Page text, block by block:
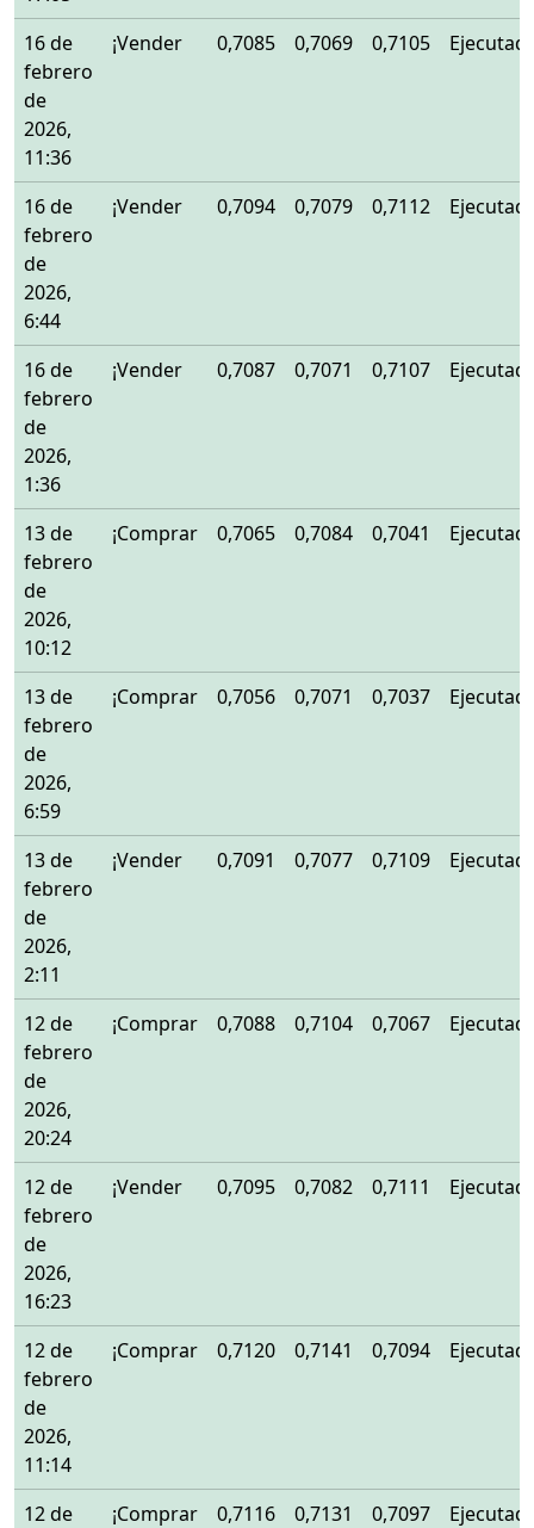
16 de
febrero
de
2026,
11:36
¡Vender 0,7085 0,7069 0,7105
16 de
febrero
de
2026,
6:44
¡Vender 0,7094 0,7079 0,7112
16 de
febrero
de
2026,
1:36
¡Vender 0,7087 0,7071 0,7107
13 de
febrero
de
2026,
10:12
¡Comprar 0,7065 0,7084 0,7041
13 de
febrero
de
2026,
6:59
¡Comprar 0,7056 0,7071 0,7037
13 de
febrero
de
2026,
2:11
¡Vender 0,7091 0,7077 0,7109
12 de
febrero
de
2026,
20:24
¡Comprar 0,7088 0,7104 0,7067
12 de
febrero
de
2026,
16:23
¡Vender 0,7095 0,7082 0,7111
12 de
febrero
de
2026,
11:14
¡Comprar 0,7120 0,7141 0,7094
12 de
¡Comprar 0,7116 0,7131 0,7097